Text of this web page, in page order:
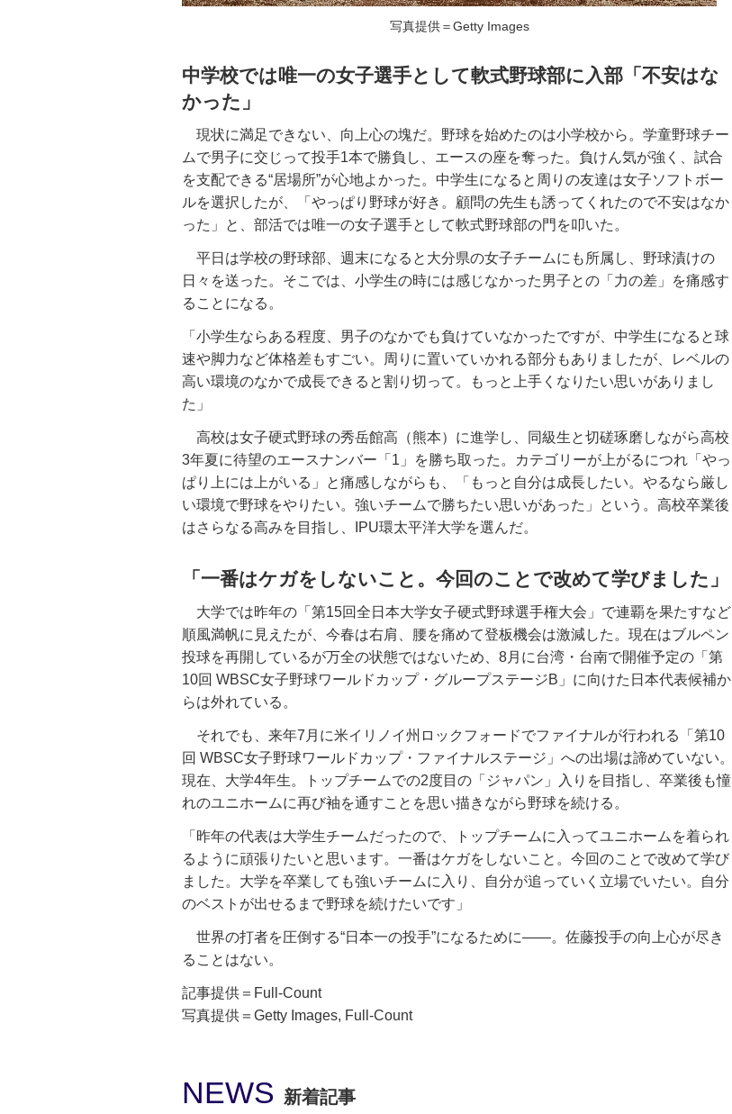
写真提供＝Getty Images
中学校では唯一の女子選手として軟式野球部に入部「不安はな
かった」
現状に満足できない、向上心の塊だ。野球を始めたのは小学校から。学童野球チー
ムで男子に交じって投手1本で勝負し、エースの座を奪った。負けん気が強く、試合
を支配できる“居場所”が心地よかった。中学生になると周りの友達は女子ソフトボー
ルを選択したが、「やっぱり野球が好き。顧問の先生も誘ってくれたので不安はなか
った」と、部活では唯一の女子選手として軟式野球部の門を叩いた。
平日は学校の野球部、週末になると大分県の女子チームにも所属し、野球漬けの
日々を送った。そこでは、小学生の時には感じなかった男子との「力の差」を痛感す
ることになる。
「小学生ならある程度、男子のなかでも負けていなかったですが、中学生になると球
速や脚力など体格差もすごい。周りに置いていかれる部分もありましたが、レベルの
高い環境のなかで成長できると割り切って。もっと上手くなりたい思いがありまし
た」
高校は女子硬式野球の秀岳館高（熊本）に進学し、同級生と切磋琢磨しながら高校
3年夏に待望のエースナンバー「1」を勝ち取った。カテゴリーが上がるにつれ「やっ
ぱり上には上がいる」と痛感しながらも、「もっと自分は成長したい。やるなら厳し
い環境で野球をやりたい。強いチームで勝ちたい思いがあった」という。高校卒業後
はさらなる高みを目指し、IPU環太平洋大学を選んだ。
「一番はケガをしないこと。今回のことで改めて学びました」
大学では昨年の「第15回全日本大学女子硬式野球選手権大会」で連覇を果たすなど
順風満帆に見えたが、今春は右肩、腰を痛めて登板機会は激減した。現在はブルペン
投球を再開しているが万全の状態ではないため、8月に台湾・台南で開催予定の「第
10回 WBSC女子野球ワールドカップ・グループステージB」に向けた日本代表候補か
らは外れている。
それでも、来年7月に米イリノイ州ロックフォードでファイナルが行われる「第10
回 WBSC女子野球ワールドカップ・ファイナルステージ」への出場は諦めていない。
現在、大学4年生。トップチームでの2度目の「ジャパン」入りを目指し、卒業後も憧
れのユニホームに再び袖を通すことを思い描きながら野球を続ける。
「昨年の代表は大学生チームだったので、トップチームに入ってユニホームを着られ
るように頑張りたいと思います。一番はケガをしないこと。今回のことで改めて学び
ました。大学を卒業しても強いチームに入り、自分が追っていく立場でいたい。自分
のベストが出せるまで野球を続けたいです」
世界の打者を圧倒する“日本一の投手”になるために――。佐藤投手の向上心が尽き
ることはない。
記事提供＝Full-Count
写真提供＝Getty Images, Full-Count
NEWS 新着記事